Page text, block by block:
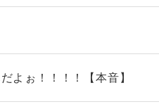
よぉ！！！！【本音】